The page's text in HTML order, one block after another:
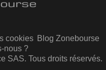
cookies Blog Zonebourse
nous ?
SAS. Tous droits réservés.